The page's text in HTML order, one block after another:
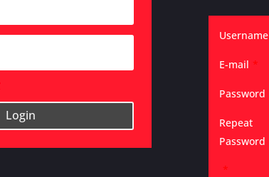
Login
Username
E-mail *
Password
Repeat
Password
*